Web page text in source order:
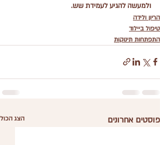
ולמעשה להגיע לעמידת שש.
הריון ולידה
טיפול ביילוד
התפתחות תינוקות
פוסטים אחרונים הצג הכול